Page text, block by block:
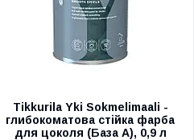
Tikkurila Yki Sokmelimaali -
глибокоматова стійка фарба
для цоколя (База А), 0,9 л